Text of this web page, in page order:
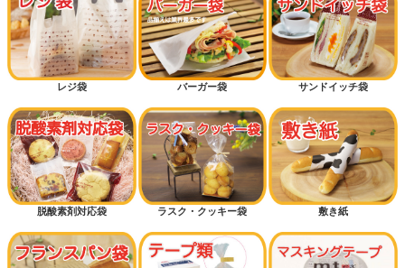
レジ袋 バーガー袋 サンドイッチ袋
脱酸素剤対応袋 ラスク・クッキー袋 敷き紙